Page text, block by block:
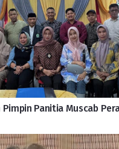
Panitia Muscab